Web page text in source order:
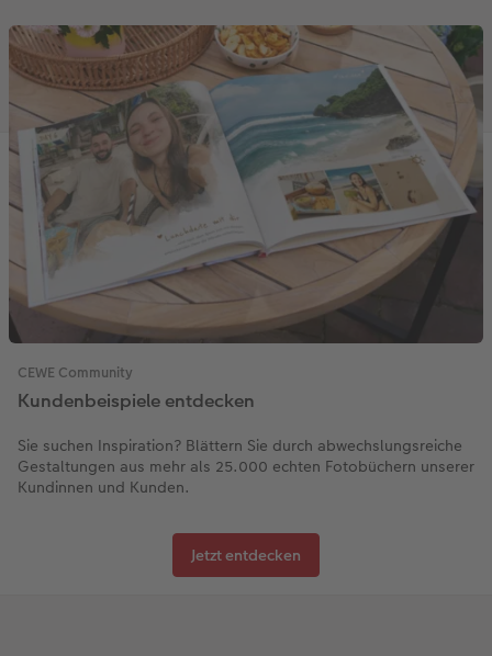
CEWE Community
Kundenbeispiele entdecken
Sie suchen Inspiration? Blättern Sie durch abwechslungsreiche
Gestaltungen aus mehr als 25.000 echten Fotobüchern unserer
Kundinnen und Kunden.
Jetzt entdecken